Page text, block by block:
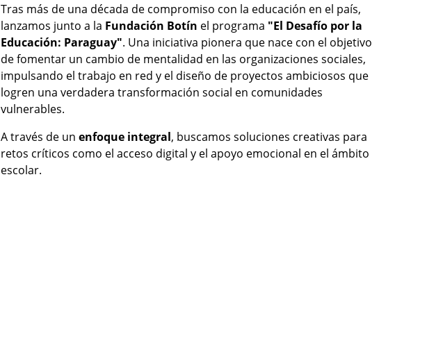
Tras más de una década de compromiso con la educación en el país,
lanzamos junto a la Fundación Botín el programa "El Desafío por la
Educación: Paraguay". Una iniciativa pionera que nace con el objetivo
de fomentar un cambio de mentalidad en las organizaciones sociales,
impulsando el trabajo en red y el diseño de proyectos ambiciosos que
logren una verdadera transformación social en comunidades
vulnerables.
A través de un enfoque integral, buscamos soluciones creativas para
retos críticos como el acceso digital y el apoyo emocional en el ámbito
escolar.